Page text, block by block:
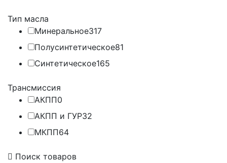
Тип масла
Минеральное317
Полусинтетическое81
Синтетическое165
Трансмиссия
АКПП0
АКПП и ГУР32
МКПП64
Поиск товаров